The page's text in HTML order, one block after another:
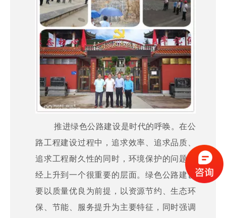
推进绿色公路建设是时代的呼唤。在公
路工程建设过程中，追求效率、追求品质、
追求工程耐久性的同时，环境保护的问题已
经上升到一个很重要的层面。绿色公路建设
要以质量优良为前提，以资源节约、生态环
保、节能、服务提升为主要特征，同时强调